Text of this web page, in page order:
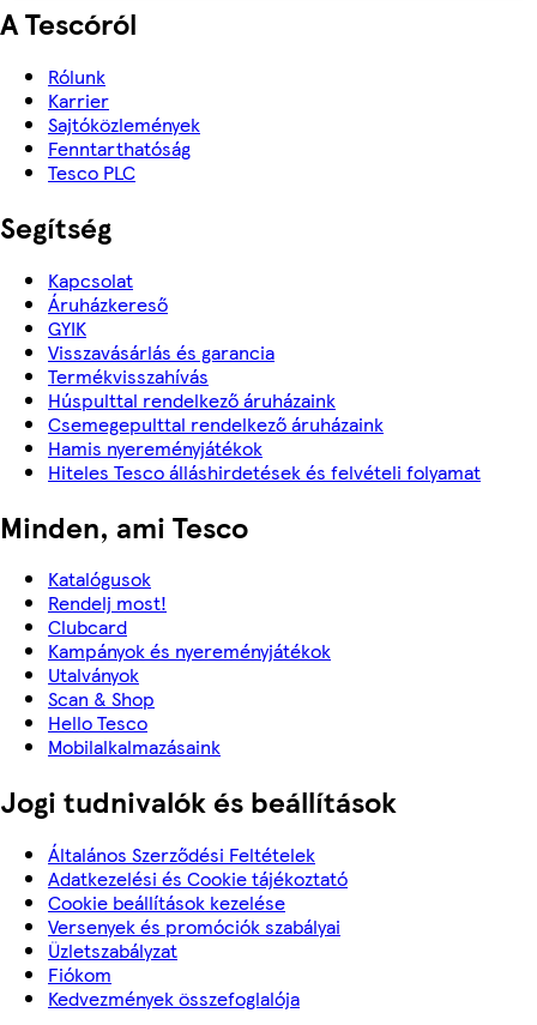
A Tescóról
Rólunk
Karrier
Sajtóközlemények
Fenntarthatóság
Tesco PLC
Segítség
Kapcsolat
Áruházkereső
GYIK
Visszavásárlás és garancia
Termékvisszahívás
Húspulttal rendelkező áruházaink
Csemegepulttal rendelkező áruházaink
Hamis nyereményjátékok
Hiteles Tesco álláshirdetések és felvételi folyamat
Minden, ami Tesco
Katalógusok
Rendelj most!
Clubcard
Kampányok és nyereményjátékok
Utalványok
Scan & Shop
Hello Tesco
Mobilalkalmazásaink
Jogi tudnivalók és beállítások
Általános Szerződési Feltételek
Adatkezelési és Cookie tájékoztató
Cookie beállítások kezelése
Versenyek és promóciók szabályai
Üzletszabályzat
Fiókom
Kedvezmények összefoglalója